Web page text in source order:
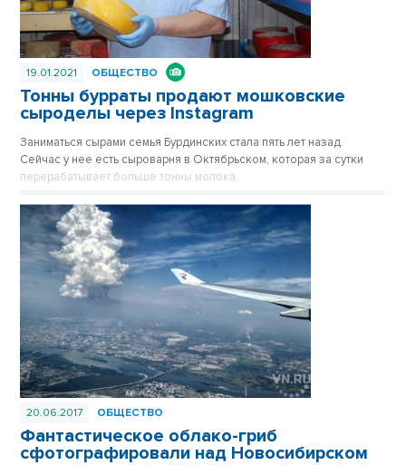
19.01.2021 ОБЩЕСТВО
Тонны бурраты продают мошковские
сыроделы через Instagram
Заниматься сырами семья Бурдинских стала пять лет назад.
Сейчас у нее есть сыроварня в Октябрьском, которая за сутки
перерабатывает больше тонны молока.
20.06.2017 ОБЩЕСТВО
Фантастическое облако-гриб
сфотографировали над Новосибирском